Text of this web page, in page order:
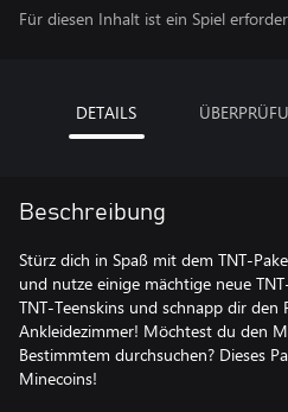
Für diesen Inhalt ist ein Spiel
DETAILS
Beschreibung
Stürz dich in Spaß mit dem TNT-
und nutze einige mächtige neue
TNT-Teenskins und schnapp dir den
Ankleidezimmer! Möchtest du den
Bestimmtem durchsuchen? Dieses
Minecoins!